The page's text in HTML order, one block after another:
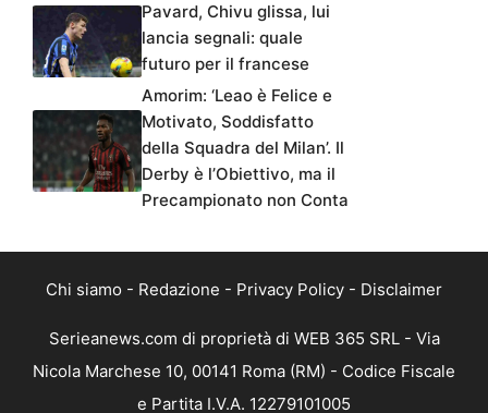
Pavard, Chivu glissa, lui
lancia segnali: quale
futuro per il francese
Amorim: ‘Leao è Felice e
Motivato, Soddisfatto
della Squadra del Milan’. Il
Derby è l’Obiettivo, ma il
Precampionato non Conta
Chi siamo - Redazione - Privacy Policy - Disclaimer
Serieanews.com di proprietà di WEB 365 SRL - Via
Nicola Marchese 10, 00141 Roma (RM) - Codice Fiscale
e Partita I.V.A. 12279101005